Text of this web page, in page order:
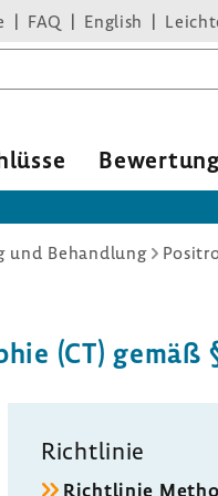
FAQ English
und Behandlung
(CT) gemäß §
Richt­linie
Richt­linie